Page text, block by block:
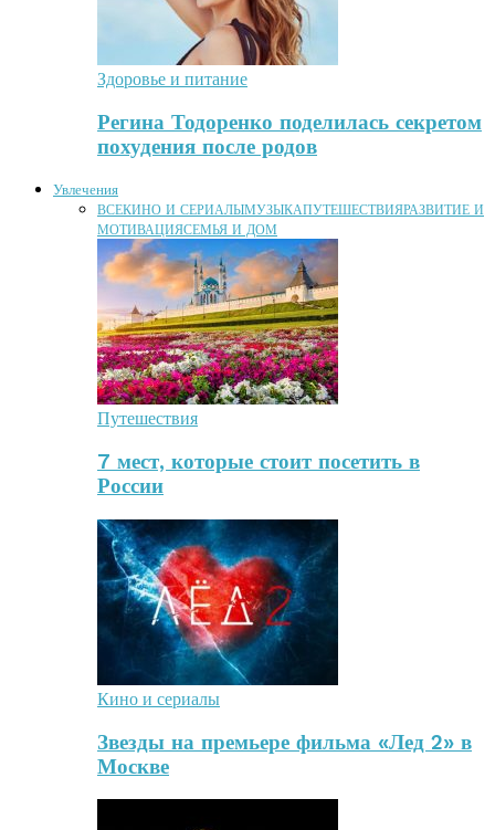
Здоровье и питание
Регина Тодоренко поделилась секретом
похудения после родов
Увлечения
ВСЕКИНО И СЕРИАЛЫМУЗЫКАПУТЕШЕСТВИЯРАЗВИТИЕ И
МОТИВАЦИЯСЕМЬЯ И ДОМ
Путешествия
7 мест, которые стоит посетить в
России
Кино и сериалы
Звезды на премьере фильма «Лед 2» в
Москве